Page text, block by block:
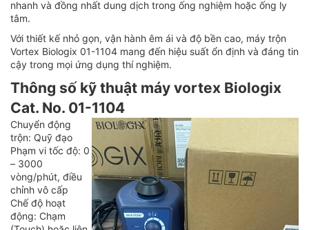
nhanh và đồng nhất dung dịch trong ống nghiệm hoặc ống ly
tâm.
Với thiết kế nhỏ gọn, vận hành êm ái và độ bền cao, máy trộn
Vortex Biologix 01-1104 mang đến hiệu suất ổn định và đáng tin
cậy trong mọi ứng dụng thí nghiệm.
Thông số kỹ thuật máy vortex Biologix
Cat. No. 01-1104
Chuyển động
trộn: Quỹ đạo
Phạm vi tốc độ: 0
– 3000
vòng/phút, điều
chỉnh vô cấp
Chế độ hoạt
động: Chạm